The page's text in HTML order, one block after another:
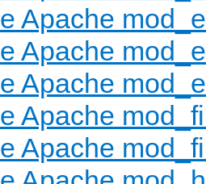
Apache
Apache
Apache
Apache
Apache